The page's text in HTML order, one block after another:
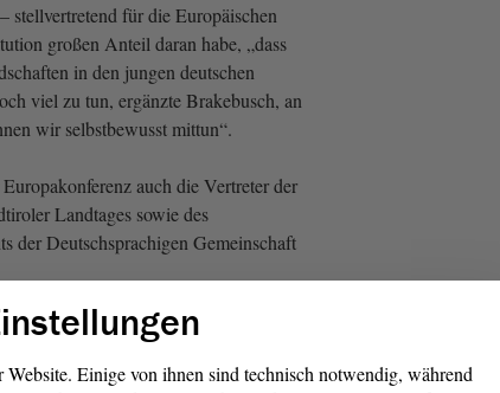
stellvertretend für die Europäischen
großen Anteil daran habe, „dass
in den jungen deutschen
viel zu tun, ergänzte Brakebusch, an
wir selbstbewusst mittun“.
auch die Vertreter der
Landtages sowie des
der Deutschsprachigen Gemeinschaft
stand der
Einige von ihnen sind technisch notwendig, während